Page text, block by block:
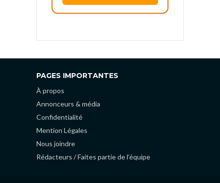
PAGES IMPORTANTES
À propos
Annonceurs & média
Confidentialité
Mention Légales
Nous joindre
Rédacteurs / Faites partie de l’équipe